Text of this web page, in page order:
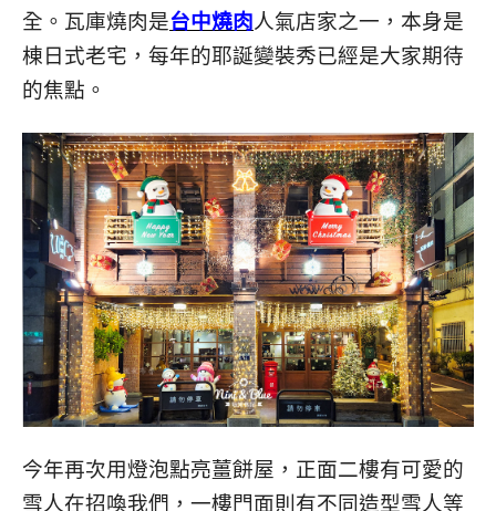
全。瓦庫燒肉是台中燒肉人氣店家之一，本身是
棟日式老宅，每年的耶誕變裝秀已經是大家期待
的焦點。
今年再次用燈泡點亮薑餅屋，正面二樓有可愛的
雪人在招喚我們，一樓門面則有不同造型雪人等